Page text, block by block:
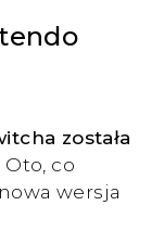
została
Oto, co
wersja